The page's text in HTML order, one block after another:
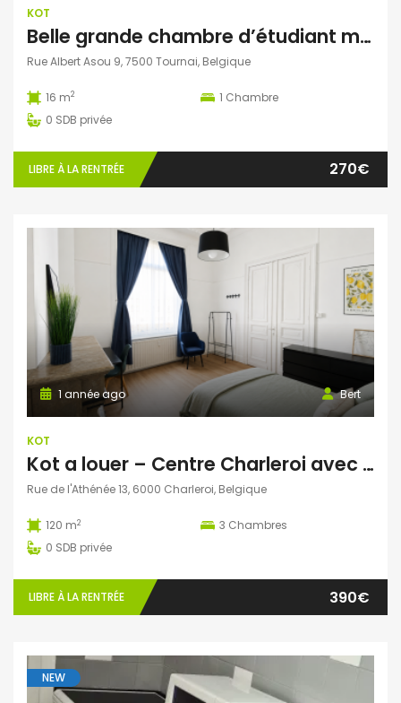
KOT
Belle grande chambre d’étudiant meublée dans le centre de Tournai
Rue Albert Asou 9, 7500 Tournai, Belgique
16 m2 1 Chambre
0 SDB privée
LIBRE À LA RENTRÉE 270€
Bert
1 année ago
KOT
Kot a louer – Centre Charleroi avec Jardin + terasse
Rue de l'Athénée 13, 6000 Charleroi, Belgique
120 m2 3 Chambres
0 SDB privée
LIBRE À LA RENTRÉE 390€
NEW